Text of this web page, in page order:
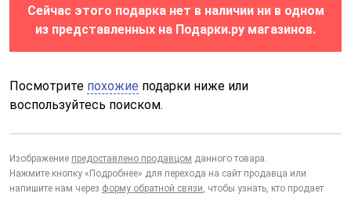
Сейчас этого подарка нет в наличии ни в одном
из представленных на Подарки.ру магазинов.
Посмотрите похожие подарки ниже или
воспользуйтесь поиском.
Изображение предоставлено продавцом данного товара.
Нажмите кнопку «Подробнее» для перехода на сайт продавца или
напишите нам через форму обратной связи, чтобы узнать, кто продает